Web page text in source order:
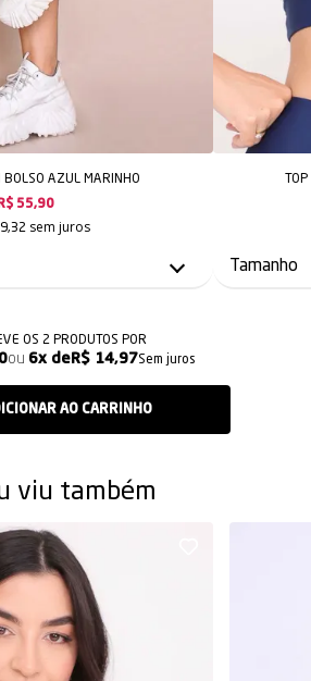
BOLSO AZUL MARINHO
R$ 55,90
sem juros
OS 2 PRODUTOS
6x R$ 14,97Sem juros
viu também